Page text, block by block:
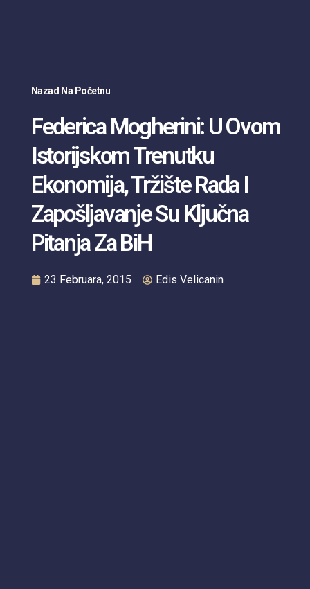
Nazad Na Početnu
Federica Mogherini: U Ovom
Istorijskom Trenutku
Ekonomija, Tržište Rada I
Zapošljavanje Su Ključna
Pitanja Za BiH
23 Februara, 2015 Edis Velicanin